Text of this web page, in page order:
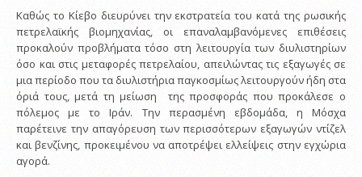
Καθώς το Κίεβο διευρύνει την εκστρατεία του κατά της ρωσικής
πετρελαϊκής βιομηχανίας, οι επαναλαμβανόμενες επιθέσεις
προκαλούν προβλήματα τόσο στη λειτουργία των διυλιστηρίων
όσο και στις μεταφορές πετρελαίου, απειλώντας τις εξαγωγές σε
μια περίοδο που τα διυλιστήρια παγκοσμίως λειτουργούν ήδη στα
όριά τους, μετά τη μείωση της προσφοράς που προκάλεσε ο
πόλεμος με το Ιράν. Την περασμένη εβδομάδα, η Μόσχα
παρέτεινε την απαγόρευση των περισσότερων εξαγωγών ντίζελ
και βενζίνης, προκειμένου να αποτρέψει ελλείψεις στην εγχώρια
αγορά.